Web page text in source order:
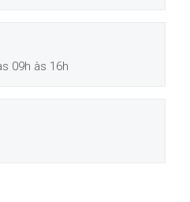
09h às 16h